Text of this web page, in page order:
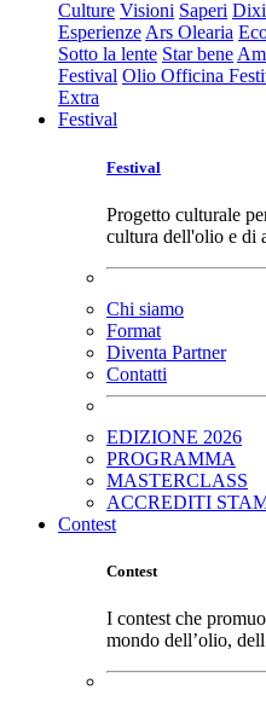
Culture Visioni Saperi
Esperienze Ars Olearia
Sotto la lente Star bene
Festival Olio Officina
Extra
Festival
Festival
Progetto culturale
cultura dell'olio e di
Chi siamo
Format
Diventa Partner
Contatti
EDIZIONE 2026
PROGRAMMA
MASTERCLASS
ACCREDITI
Contest
Contest
I contest che
mondo dell’olio,